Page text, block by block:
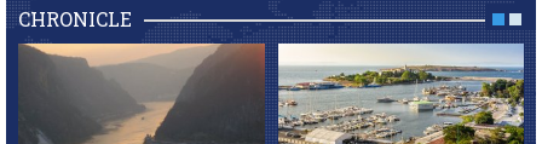
CHRONICLE